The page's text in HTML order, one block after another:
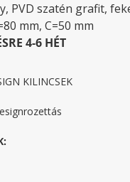
PVD szatén grafit,
mm, C=50 mm
4-6 HÉT
KILINCSEK